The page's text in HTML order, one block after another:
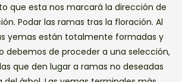
que esta nos marcará la dirección de
Podar las ramas tras la floración. Al
yemas están totalmente formadas y
debemos de proceder a una selección,
que den lugar a ramas no deseadas